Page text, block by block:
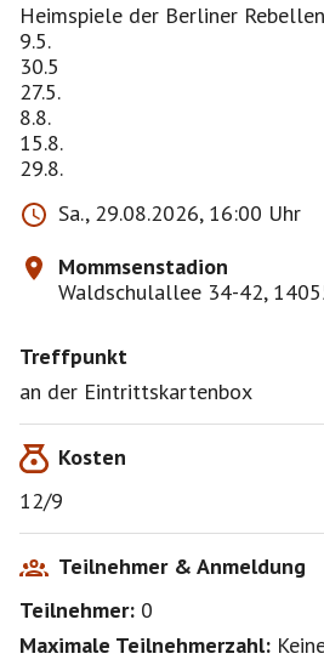
Heimspiele der Berliner
9.5.
30.5
27.5.
8.8.
15.8.
Sa., 29.08.2026, 16:00 Uhr
Mommsenstadion
Waldschulallee 34-42,
Treffpunkt
an der Eintrittskartenbox
Kosten
12/9
Teilnehmer & Anmeldung
Teilnehmer: 0
Maximale Teilnehmerzahl: